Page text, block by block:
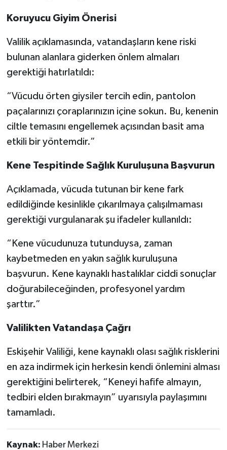
Koruyucu Giyim Önerisi
Valilik açıklamasında, vatandaşların kene riski
bulunan alanlara giderken önlem almaları
gerektiği hatırlatıldı:
“Vücudu örten giysiler tercih edin, pantolon
paçalarınızı çoraplarınızın içine sokun. Bu, kenenin
ciltle temasını engellemek açısından basit ama
etkili bir yöntemdir.”
Kene Tespitinde Sağlık Kuruluşuna Başvurun
Açıklamada, vücuda tutunan bir kene fark
edildiğinde kesinlikle çıkarılmaya çalışılmaması
gerektiği vurgulanarak şu ifadeler kullanıldı:
“Kene vücudunuza tutunduysa, zaman
kaybetmeden en yakın sağlık kuruluşuna
başvurun. Kene kaynaklı hastalıklar ciddi sonuçlar
doğurabileceğinden, profesyonel yardım
şarttır.”
Valilikten Vatandaşa Çağrı
Eskişehir Valiliği, kene kaynaklı olası sağlık risklerini
en aza indirmek için herkesin kendi önlemini alması
gerektiğini belirterek, “Keneyi hafife almayın,
tedbiri elden bırakmayın” uyarısıyla paylaşımını
tamamladı.
Kaynak: Haber Merkezi